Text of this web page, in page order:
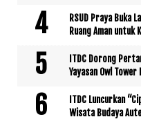
RSUD Praya Buka
Ruang Aman untuk
ITDC Dorong
Yayasan Owl
ITDC Luncurkan
Wisata Budaya